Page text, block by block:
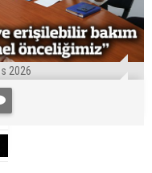
2026